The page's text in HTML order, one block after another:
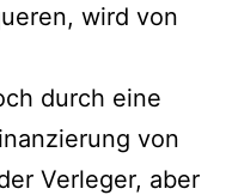
wird von
durch eine
von
Verleger, aber